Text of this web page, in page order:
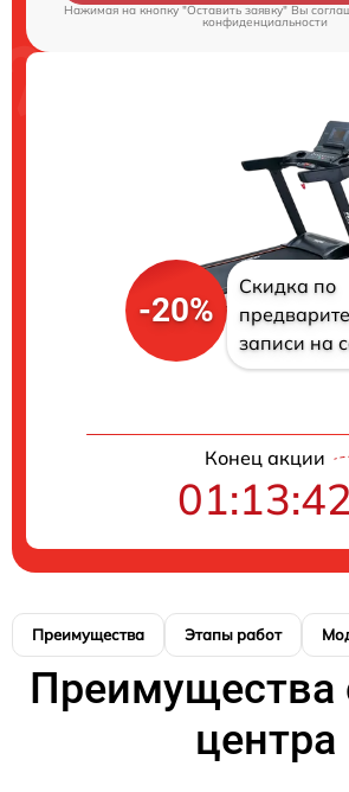
Нажимая на кнопку "Оставить заявку" Вы
конфиденциальности
-20%
Скидка по
записи на
Конец акции
01:13:41
Преимущества Этапы работ
Преимущества
центра